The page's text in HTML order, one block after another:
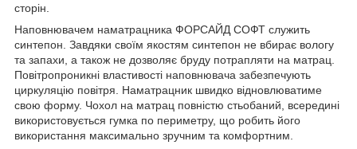
сторін.
Наповнювачем наматрацника ФОРСАЙД СОФТ служить
синтепон. Завдяки своїм якостям синтепон не вбирає вологу
та запахи, а також не дозволяє бруду потрапляти на матрац.
Повітропроникні властивості наповнювача забезпечують
циркуляцію повітря. Наматрацник швидко відновлюватиме
свою форму. Чохол на матрац повністю стьобаний, всередині
використовується гумка по периметру, що робить його
використання максимально зручним та комфортним.